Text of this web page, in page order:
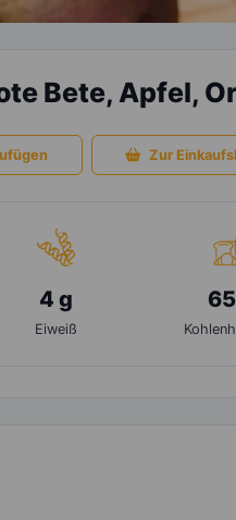
Bete, Apfel,
Zur
4 g
Eiweiß